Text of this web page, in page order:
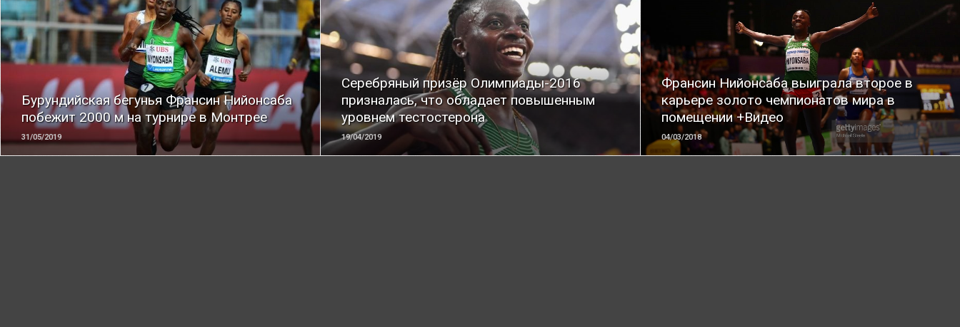
Бурундийская бегунья Франсин Нийонсаба
побежит 2000 м на турнире в Монтрее
31/05/2019
ЧИТАТЬ
Серебряный призёр Олимпиады-2016
призналась, что обладает повышенным
уровнем тестостерона
19/04/2019
ЧИТАТЬ
Франсин Нийонсаба выиграла второе в
карьере золото чемпионатов мира в
помещении +Видео
04/03/2018
ЧИТАТЬ